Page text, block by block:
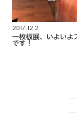
2017.12.2
一枚板展、いよいよ
です！